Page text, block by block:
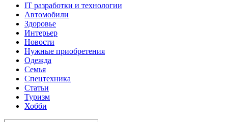
IT разработки и технологии
Автомобили
Здоровье
Интерьер
Новости
Нужные приобретения
Одежда
Семья
Спецтехника
Статьи
Туризм
Хобби